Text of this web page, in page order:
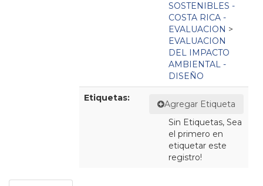
SOSTENIBLES -
COSTA RICA -
EVALUACION >
EVALUACION
DEL IMPACTO
AMBIENTAL -
DISEÑO
Etiquetas:
Agregar Etiqueta
Sin Etiquetas, Sea
el primero en
etiquetar este
registro!